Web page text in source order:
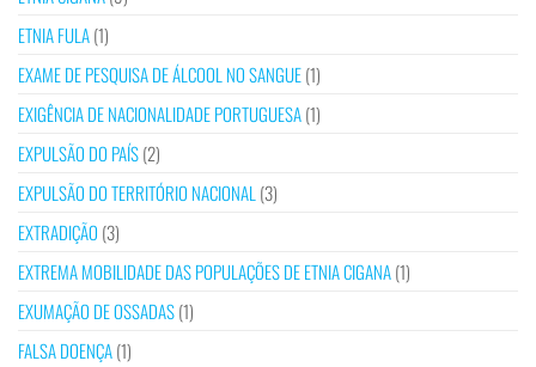
ETNIA FULA(1)
EXAME DE PESQUISA DE ÁLCOOL NO SANGUE(1)
EXIGÊNCIA DE NACIONALIDADE PORTUGUESA(1)
EXPULSÃO DO PAÍS(2)
EXPULSÃO DO TERRITÓRIO NACIONAL (3)
EXTRADIÇÃO (3)
EXTREMA MOBILIDADE DAS POPULAÇÕES DE ETNIA CIGANA(1)
EXUMAÇÃO DE OSSADAS(1)
FALSA DOENÇA(1)